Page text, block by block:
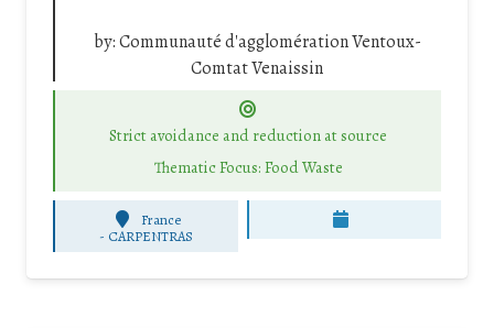
by:Communauté d'agglomération Ventoux-
Comtat Venaissin
Strict avoidance and reduction at source
Thematic Focus: Food Waste
France
- CARPENTRAS